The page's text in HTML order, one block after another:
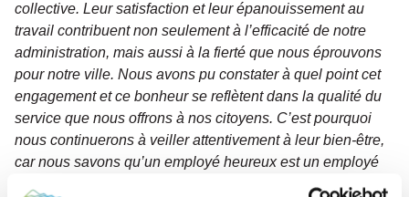
collective. Leur satisfaction et leur épanouissement au
travail contribuent non seulement à l’efficacité de notre
administration, mais aussi à la fierté que nous éprouvons
pour notre ville. Nous avons pu constater à quel point cet
engagement et ce bonheur se reflètent dans la qualité du
service que nous offrons à nos citoyens. C’est pourquoi
nous continuerons à veiller attentivement à leur bien-être,
car nous savons qu’un employé heureux est un employé
performant. Je tiens à remercier chaleureusement chaque